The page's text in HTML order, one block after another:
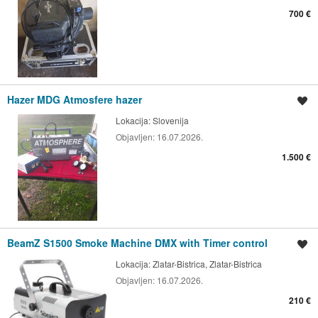
700 €
Hazer MDG Atmosfere hazer
Lokacija:Slovenija
Objavljen: 16.07.2026.
1.500 €
BeamZ S1500 Smoke Machine DMX with Timer control
Lokacija:Zlatar-Bistrica, Zlatar-Bistrica
Objavljen: 16.07.2026.
210 €